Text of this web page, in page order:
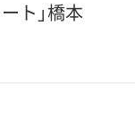
ト」橋本